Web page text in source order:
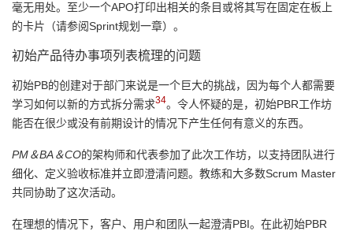
毫无用处。至少一个APO打印出相关的条目或将其写在固定在板上
的卡片（请参阅Sprint规划一章）。
初始产品待办事项列表梳理的问题
初始PB的创建对于部门来说是一个巨大的挑战，因为每个人都需要
学习如何以新的方式拆分需求34。令人怀疑的是，初始PBR工作坊
能否在很少或没有前期设计的情况下产生任何有意义的东西。
PM＆BA＆CO的架构师和代表参加了此次工作坊，以支持团队进行
细化、定义验收标准并立即澄清问题。教练和大多数Scrum Master
共同协助了这次活动。
在理想的情况下，客户、用户和团队一起澄清PBI。在此初始PBR